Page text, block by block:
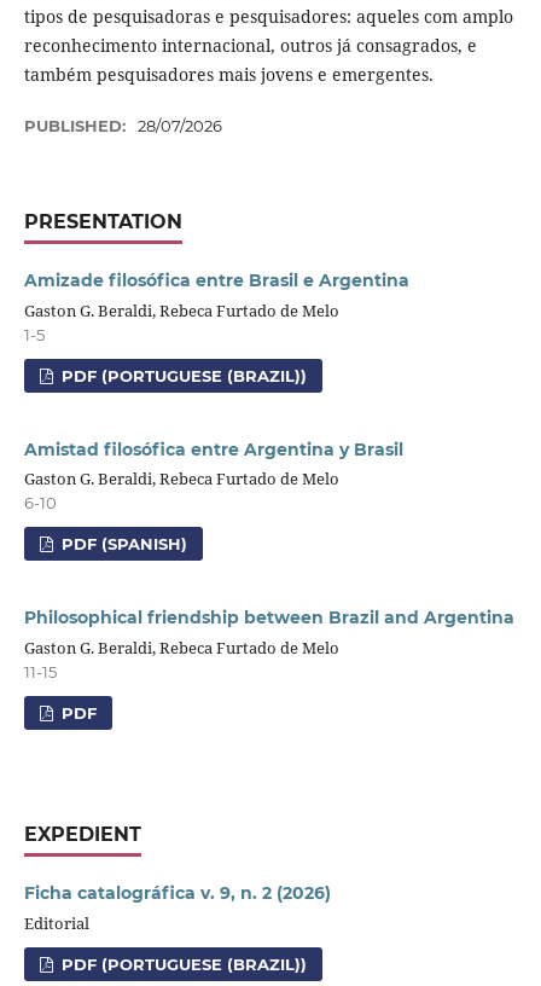
tipos de pesquisadoras e pesquisadores: aqueles com amplo
reconhecimento internacional, outros já consagrados, e
também pesquisadores mais jovens e emergentes.
PUBLISHED: 28/07/2026
PRESENTATION
Amizade filosófica entre Brasil e Argentina
Gaston G. Beraldi, Rebeca Furtado de Melo
1-5
PDF (PORTUGUESE (BRAZIL))
Amistad filosófica entre Argentina y Brasil
Gaston G. Beraldi, Rebeca Furtado de Melo
6-10
PDF (SPANISH)
Philosophical friendship between Brazil and Argentina
Gaston G. Beraldi, Rebeca Furtado de Melo
11-15
PDF
EXPEDIENT
Ficha catalográfica v. 9, n. 2 (2026)
Editorial
PDF (PORTUGUESE (BRAZIL))